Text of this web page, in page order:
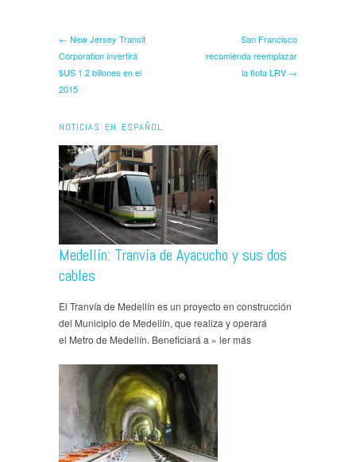
← New Jersey Transit
Corporation invertirá
$US 1.2 billones en el
2015
San Francisco
recomienda reemplazar
la flota LRV →
NOTICIAS EN ESPAÑOL
Medellín: Tranvía de Ayacucho y sus dos
cables
El Tranvía de Medellín es un proyecto en construcción
del Municipio de Medellín, que realiza y operará
el Metro de Medellín. Beneficiará a » ler más